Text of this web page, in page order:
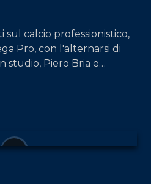
calcio professionistico,
Pro, con l'alternarsi di
studio, Piero Bria e